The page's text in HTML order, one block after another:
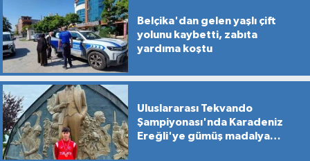
Belçika'dan gelen yaşlı çift
yolunu kaybetti, zabıta
yardıma koştu
Uluslararası Tekvando
Şampiyonası'nda Karadeniz
Ereğli'ye gümüş madalya